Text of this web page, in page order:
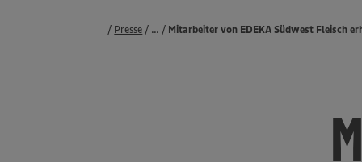
Presse Pressemeldungen
Mitarbeiter von EDEKA Südwest Fleisch
...